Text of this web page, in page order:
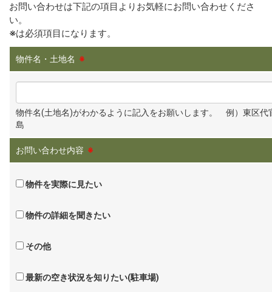
お問い合わせは下記の項目よりお気軽にお問い合わせくださ
い。
※は必須項目になります。
物件名・土地名 ※
物件名(土地名)がわかるように記入をお願いします。 例）東区代
島
お問い合わせ内容 ※
物件を実際に見たい
物件の詳細を聞きたい
その他
最新の空き状況を知りたい(駐車場)